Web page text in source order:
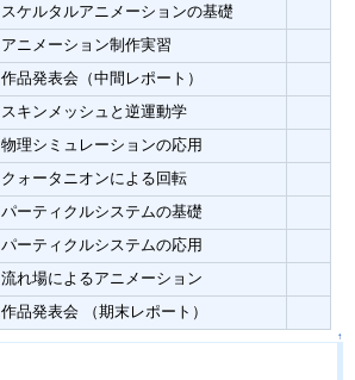
スケルタルアニメーションの基礎
アニメーション制作実習
作品発表会（中間レポート）
スキンメッシュと逆運動学
物理シミュレーションの応用
クォータニオンによる回転
パーティクルシステムの基礎
パーティクルシステムの応用
流れ場によるアニメーション
作品発表会 （期末レポート）
↑